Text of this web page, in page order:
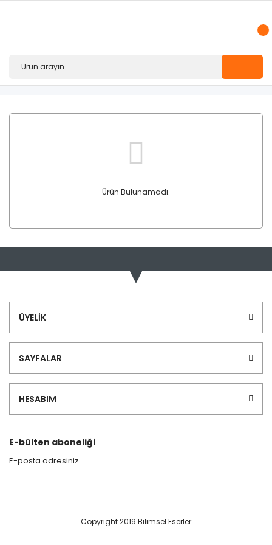
Ürün Bulunamadı.
ÜYELİK
SAYFALAR
HESABIM
E-bülten aboneliği
Copyright 2019 Bilimsel Eserler